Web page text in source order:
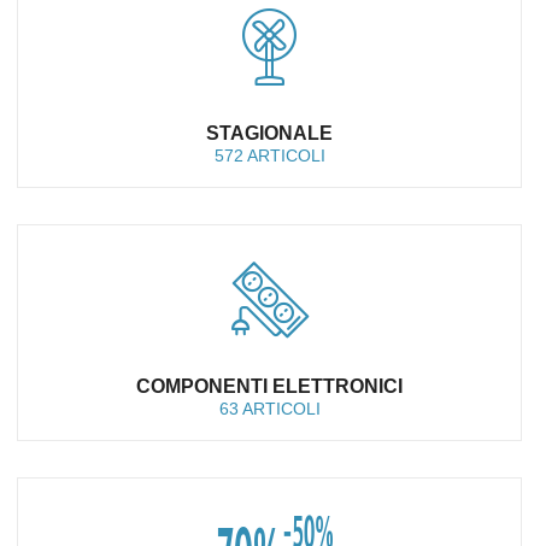
STAGIONALE
572 ARTICOLI
COMPONENTI ELETTRONICI
63 ARTICOLI